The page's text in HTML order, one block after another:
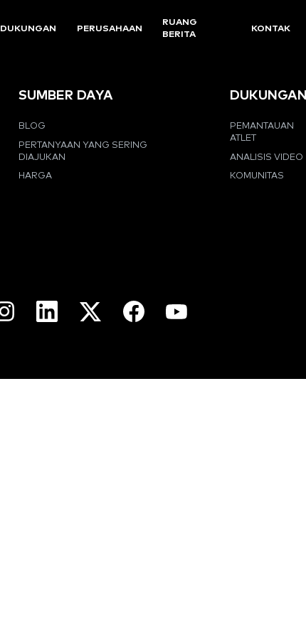
DUKUNGAN PERUSAHAAN
RUANG
BERITA
KONTAK
SUMBER DAYA
BLOG
PERTANYAAN YANG SERING
DIAJUKAN
HARGA
DUKUNGAN
PEMANTAUAN
ATLET
ANALISIS VIDEO
KOMUNITAS